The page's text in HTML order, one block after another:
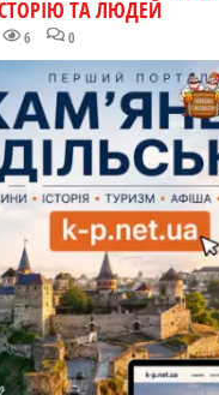
ТА ЛЮДЕЙ
6 0